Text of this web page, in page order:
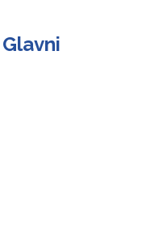
Glavni